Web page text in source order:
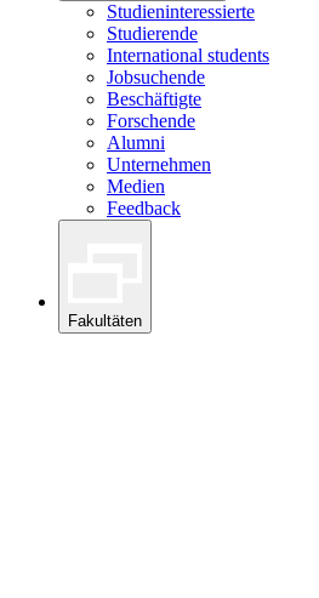
Studieninteressierte
Studierende
International students
Jobsuchende
Beschäftigte
Forschende
Alumni
Unternehmen
Medien
Feedback
Fakultäten